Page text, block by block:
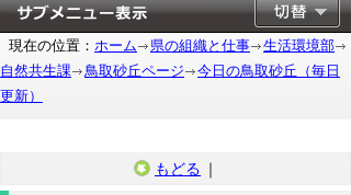
現在の位置： ホーム 県の組織と仕事
生活環境部
自然共生課
鳥取砂丘ページ
今日の鳥取砂丘（毎日
更新）
もどる ｜